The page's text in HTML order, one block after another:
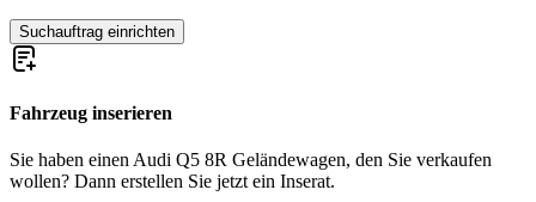
Suchauftrag einrichten
Fahrzeug inserieren
Sie haben einen Audi Q5 8R Geländewagen, den Sie verkaufen
wollen? Dann erstellen Sie jetzt ein Inserat.